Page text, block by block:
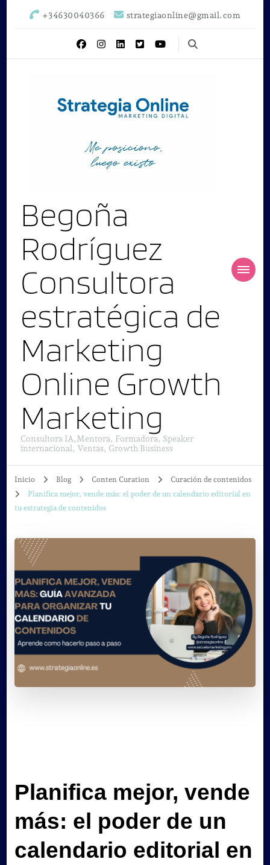
+34630040366 strategiaonline@gmail.com
Begoña
Rodríguez
Consultora
estratégica de
Marketing
Online Growth
Marketing
Consultora IA,Mentora, Formadora, Speaker
internacional, Ventas, Growth Business
Inicio Blog Conten Curation
Curación de contenidos
Planifica mejor, vende más: el poder de un calendario editorial en
tu estrategia de contenidos
Planifica mejor, vende
más: el poder de un
calendario editorial en